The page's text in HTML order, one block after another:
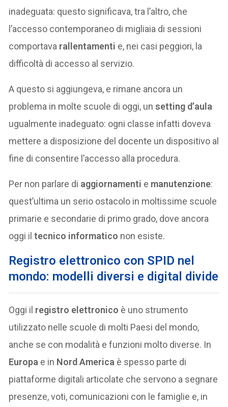
inadeguata: questo significava, tra l’altro, che
l’accesso contemporaneo di migliaia di sessioni
comportava rallentamenti e, nei casi peggiori, la
difficoltà di accesso al servizio.
A questo si aggiungeva, e rimane ancora un
problema in molte scuole di oggi, unsetting d’aula
ugualmente inadeguato: ogni classe infatti doveva
mettere a disposizione del docente un dispositivo al
fine di consentire l’accesso alla procedura.
Per non parlare di aggiornamenti e manutenzione:
quest’ultima un serio ostacolo in moltissime scuole
primarie e secondarie di primo grado, dove ancora
oggi iltecnico informatico non esiste.
Registro elettronico con SPID nel
mondo: modelli diversi e digital divide
Oggi il registro elettronico è uno strumento
utilizzato nelle scuole di molti Paesi del mondo,
anche se con modalità e funzioni molto diverse. In
Europa e in Nord America è spesso parte di
piattaforme digitali articolate che servono a segnare
presenze, voti, comunicazioni con le famiglie e, in